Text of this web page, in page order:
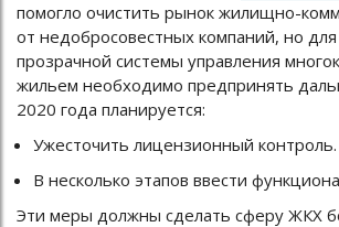
помогло очистить рынок жилищно-
от недобросовестных компаний, но
прозрачной системы управления
жильем необходимо предпринять
2020 года планируется:
Ужесточить лицензионный контроль.
В несколько этапов ввести
Эти меры должны сделать сферу ЖКХ